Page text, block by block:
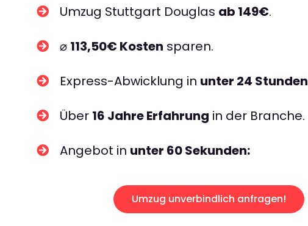
Umzug Stuttgart Douglas ab 149€.
⌀ 113,50€ Kosten sparen.
Express-Abwicklung in unter 24 Stunden
Über 16 Jahre Erfahrung in der Branche.
Angebot in unter 60 Sekunden:
Umzug unverbindlich anfragen!